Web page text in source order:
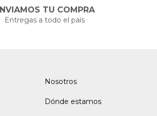
TU COMPRA
Entregas a todo el país
Nosotros
Dónde estamos